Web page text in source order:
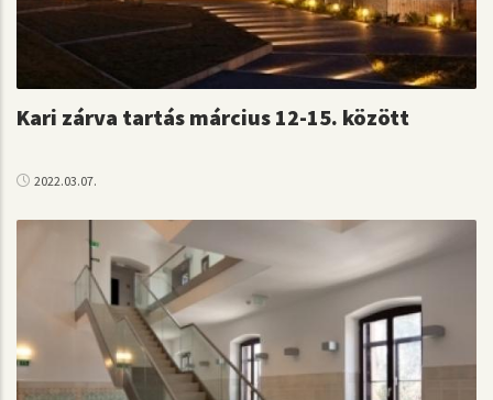
Kari zárva tartás március 12-15. között
2022.03.07.